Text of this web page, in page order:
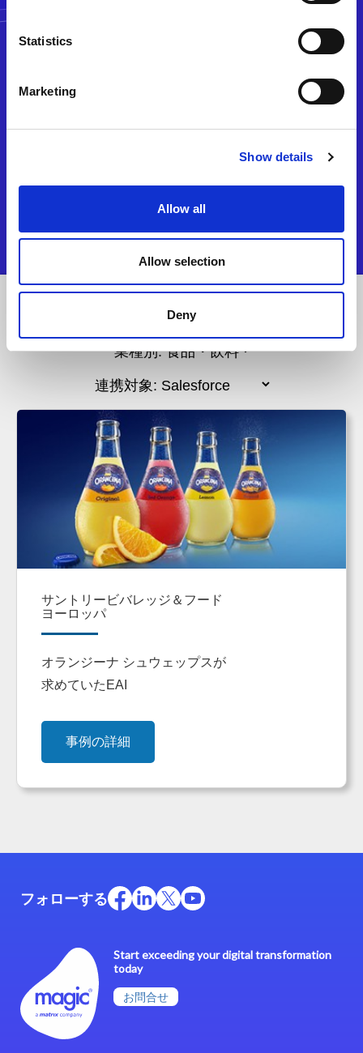
Statistics
Marketing
Show details
Allow all
Allow selection
Deny
サントリービバレッジ＆フード
ヨーロッパ
オランジーナ シュウェップスが
求めていたEAI
事例の詳細
Start exceeding your digital transformation
today
お問合せ
フォローする